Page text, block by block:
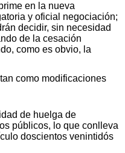
en la nueva
y oficial negociación;
decidir, sin necesidad
de la cesación
como es obvio, la
como modificaciones
de huelga de
públicos, lo que conlleva
doscientos venintidós